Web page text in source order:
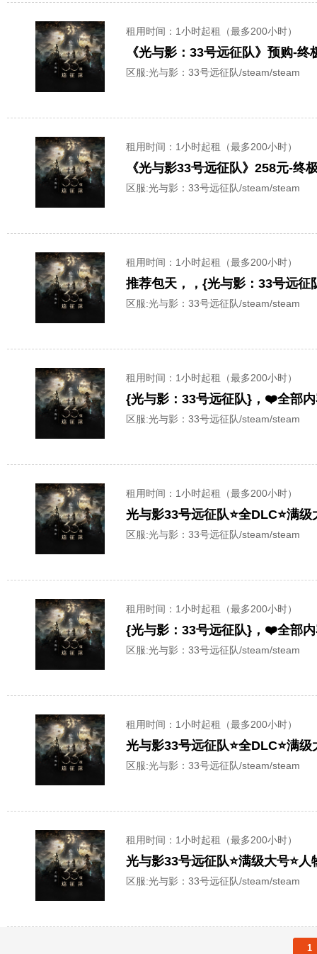
租用时间 ：1小时起租（最多200小时）
《光与影：33号远征队》预购-
区服:光与影：33号远征队/steam/steam
租用时间 ：1小时起租（最多200小时）
《光与影33号远征队》258元-终
区服:光与影：33号远征队/steam/steam
租用时间 ：1小时起租（最多200小时）
推荐包天，，{光与影：33号远
区服:光与影：33号远征队/steam/steam
租用时间 ：1小时起租（最多200小时）
{光与影：33号远征队}，❤️全部
区服:光与影：33号远征队/steam/steam
租用时间 ：1小时起租（最多200小时）
光与影33号远征队⭐全DLC⭐满
区服:光与影：33号远征队/steam/steam
租用时间 ：1小时起租（最多200小时）
{光与影：33号远征队}，❤️全部
区服:光与影：33号远征队/steam/steam
租用时间 ：1小时起租（最多200小时）
光与影33号远征队⭐全DLC⭐满
区服:光与影：33号远征队/steam/steam
租用时间 ：1小时起租（最多200小时）
光与影33号远征队⭐满级大号⭐
区服:光与影：33号远征队/steam/steam
1